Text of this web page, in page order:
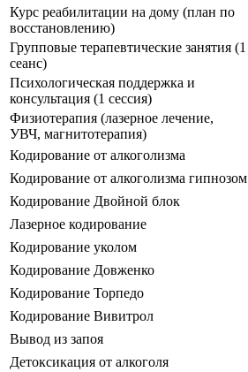
Курс реабилитации на дому (план по
восстановлению)
Групповые терапевтические занятия (1
сеанс)
Психологическая поддержка и
консультация (1 сессия)
Физиотерапия (лазерное лечение,
УВЧ, магнитотерапия)
Кодирование от алкоголизма
Кодирование от алкоголизма гипнозом
Кодирование Двойной блок
Лазерное кодирование
Кодирование уколом
Кодирование Довженко
Кодирование Торпедо
Кодирование Вивитрол
Вывод из запоя
Детоксикация от алкоголя